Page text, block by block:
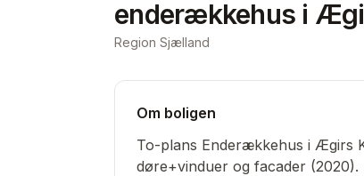
enderækkehus i
Region Sjælland
Om boligen
To-plans Enderækkehus i Ægirs
døre+vinduer og facader (2020).